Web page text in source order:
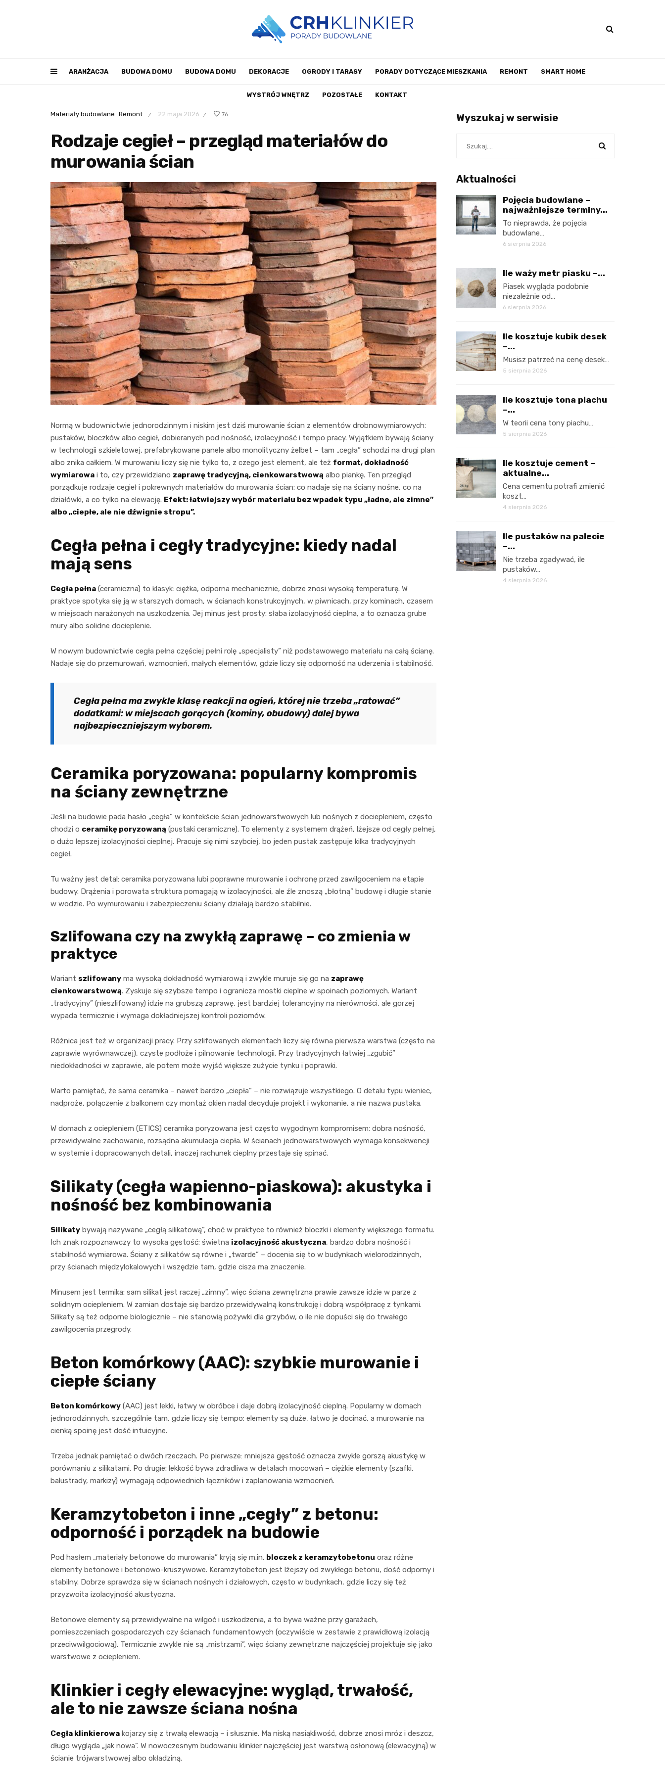
ARANŻACJA BUDOWA DOMU BUDOWA DOMU DEKORACJE OGRODY I TARASY PORADY DOTYCZĄCE MIESZKANIA REMONT SMART HOME
WYSTRÓJ WNĘTRZ POZOSTAŁE KONTAKT
Materiały budowlane Remont / 22 maja 2026 / 76
Rodzaje cegieł – przegląd materiałów do
murowania ścian
Normą w budownictwie jednorodzinnym i niskim jest dziś murowanie ścian z elementów drobnowymiarowych:
pustaków, bloczków albo cegieł, dobieranych pod nośność, izolacyjność i tempo pracy. Wyjątkiem bywają ściany
w technologii szkieletowej, prefabrykowane panele albo monolityczny żelbet – tam „cegła” schodzi na drugi plan
albo znika całkiem. W murowaniu liczy się nie tylko to, z czego jest element, ale też format, dokładność
wymiarowa i to, czy przewidziano zaprawę tradycyjną, cienkowarstwową albo piankę. Ten przegląd
porządkuje rodzaje cegieł i pokrewnych materiałów do murowania ścian: co nadaje się na ściany nośne, co na
działówki, a co tylko na elewację. Efekt: łatwiejszy wybór materiału bez wpadek typu „ładne, ale zimne”
albo „ciepłe, ale nie dźwignie stropu”.
Cegła pełna i cegły tradycyjne: kiedy nadal
mają sens
Cegła pełna (ceramiczna) to klasyk: ciężka, odporna mechanicznie, dobrze znosi wysoką temperaturę. W
praktyce spotyka się ją w starszych domach, w ścianach konstrukcyjnych, w piwnicach, przy kominach, czasem
w miejscach narażonych na uszkodzenia. Jej minus jest prosty: słaba izolacyjność cieplna, a to oznacza grube
mury albo solidne docieplenie.
W nowym budownictwie cegła pełna częściej pełni rolę „specjalisty” niż podstawowego materiału na całą ścianę.
Nadaje się do przemurowań, wzmocnień, małych elementów, gdzie liczy się odporność na uderzenia i stabilność.
Cegła pełna ma zwykle klasę reakcji na ogień, której nie trzeba „ratować”
dodatkami: w miejscach gorących (kominy, obudowy) dalej bywa
najbezpieczniejszym wyborem.
Ceramika poryzowana: popularny kompromis
na ściany zewnętrzne
Jeśli na budowie pada hasło „cegła” w kontekście ścian jednowarstwowych lub nośnych z dociepleniem, często
chodzi o ceramikę poryzowaną (pustaki ceramiczne). To elementy z systemem drążeń, lżejsze od cegły pełnej,
o dużo lepszej izolacyjności cieplnej. Pracuje się nimi szybciej, bo jeden pustak zastępuje kilka tradycyjnych
cegieł.
Tu ważny jest detal: ceramika poryzowana lubi poprawne murowanie i ochronę przed zawilgoceniem na etapie
budowy. Drążenia i porowata struktura pomagają w izolacyjności, ale źle znoszą „błotną” budowę i długie stanie
w wodzie. Po wymurowaniu i zabezpieczeniu ściany działają bardzo stabilnie.
Szlifowana czy na zwykłą zaprawę – co zmienia w
praktyce
Wariant szlifowany ma wysoką dokładność wymiarową i zwykle muruje się go na zaprawę
cienkowarstwową. Zyskuje się szybsze tempo i ogranicza mostki cieplne w spoinach poziomych. Wariant
„tradycyjny” (nieszlifowany) idzie na grubszą zaprawę, jest bardziej tolerancyjny na nierówności, ale gorzej
wypada termicznie i wymaga dokładniejszej kontroli poziomów.
Różnica jest też w organizacji pracy. Przy szlifowanych elementach liczy się równa pierwsza warstwa (często na
zaprawie wyrównawczej), czyste podłoże i pilnowanie technologii. Przy tradycyjnych łatwiej „zgubić”
niedokładności w zaprawie, ale potem może wyjść większe zużycie tynku i poprawki.
Warto pamiętać, że sama ceramika – nawet bardzo „ciepła” – nie rozwiązuje wszystkiego. O detalu typu wieniec,
nadproże, połączenie z balkonem czy montaż okien nadal decyduje projekt i wykonanie, a nie nazwa pustaka.
W domach z ociepleniem (ETICS) ceramika poryzowana jest często wygodnym kompromisem: dobra nośność,
przewidywalne zachowanie, rozsądna akumulacja ciepła. W ścianach jednowarstwowych wymaga konsekwencji
w systemie i dopracowanych detali, inaczej rachunek cieplny przestaje się spinać.
Silikaty (cegła wapienno-piaskowa): akustyka i
nośność bez kombinowania
Silikaty bywają nazywane „cegłą silikatową”, choć w praktyce to również bloczki i elementy większego formatu.
Ich znak rozpoznawczy to wysoka gęstość: świetna izolacyjność akustyczna, bardzo dobra nośność i
stabilność wymiarowa. Ściany z silikatów są równe i „twarde” – docenia się to w budynkach wielorodzinnych,
przy ścianach międzylokalowych i wszędzie tam, gdzie cisza ma znaczenie.
Minusem jest termika: sam silikat jest raczej „zimny”, więc ściana zewnętrzna prawie zawsze idzie w parze z
solidnym ociepleniem. W zamian dostaje się bardzo przewidywalną konstrukcję i dobrą współpracę z tynkami.
Silikaty są też odporne biologicznie – nie stanowią pożywki dla grzybów, o ile nie dopuści się do trwałego
zawilgocenia przegrody.
Beton komórkowy (AAC): szybkie murowanie i
ciepłe ściany
Beton komórkowy (AAC) jest lekki, łatwy w obróbce i daje dobrą izolacyjność cieplną. Popularny w domach
jednorodzinnych, szczególnie tam, gdzie liczy się tempo: elementy są duże, łatwo je docinać, a murowanie na
cienką spoinę jest dość intuicyjne.
Trzeba jednak pamiętać o dwóch rzeczach. Po pierwsze: mniejsza gęstość oznacza zwykle gorszą akustykę w
porównaniu z silikatami. Po drugie: lekkość bywa zdradliwa w detalach mocowań – ciężkie elementy (szafki,
balustrady, markizy) wymagają odpowiednich łączników i zaplanowania wzmocnień.
Keramzytobeton i inne „cegły” z betonu:
odporność i porządek na budowie
Pod hasłem „materiały betonowe do murowania” kryją się m.in. bloczek z keramzytobetonu oraz różne
elementy betonowe i betonowo-kruszywowe. Keramzytobeton jest lżejszy od zwykłego betonu, dość odporny i
stabilny. Dobrze sprawdza się w ścianach nośnych i działowych, często w budynkach, gdzie liczy się też
przyzwoita izolacyjność akustyczna.
Betonowe elementy są przewidywalne na wilgoć i uszkodzenia, a to bywa ważne przy garażach,
pomieszczeniach gospodarczych czy ścianach fundamentowych (oczywiście w zestawie z prawidłową izolacją
przeciwwilgociową). Termicznie zwykle nie są „mistrzami”, więc ściany zewnętrzne najczęściej projektuje się jako
warstwowe z ociepleniem.
Klinkier i cegły elewacyjne: wygląd, trwałość,
ale to nie zawsze ściana nośna
Cegła klinkierowa kojarzy się z trwałą elewacją – i słusznie. Ma niską nasiąkliwość, dobrze znosi mróz i deszcz,
długo wygląda „jak nowa”. W nowoczesnym budowaniu klinkier najczęściej jest warstwą osłonową (elewacyjną) w
ścianie trójwarstwowej albo okładziną.
Wyszukaj w serwisie
Aktualności
Pojęcia budowlane –
najważniejsze terminy...
To nieprawda, że pojęcia
budowlane…
6 sierpnia 2026
Ile waży metr piasku –...
Piasek wygląda podobnie
niezależnie od…
6 sierpnia 2026
Ile kosztuje kubik desek
–...
Musisz patrzeć na cenę desek…
5 sierpnia 2026
Ile kosztuje tona piachu
–...
W teorii cena tony piachu…
5 sierpnia 2026
Ile kosztuje cement –
aktualne...
Cena cementu potrafi zmienić
koszt…
4 sierpnia 2026
Ile pustaków na palecie
–...
Nie trzeba zgadywać, ile
pustaków…
4 sierpnia 2026